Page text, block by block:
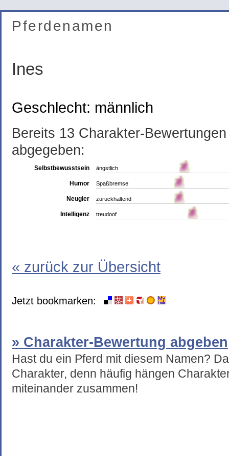
Pferdenamen
Ines
Geschlecht: männlich
Bereits 13 Charakter-
abgegeben:
Selbstbewusstsein ängstlich
Humor Spaßbremse
Neugier zurückhaltend
Intelligenz treudoof
« zurück zur Übersicht
Jetzt bookmarken:
» Charakter-Bewertung abgeben
Hast du ein Pferd mit diesem Namen?
Charakter, denn häufig hängen
miteinander zusammen!